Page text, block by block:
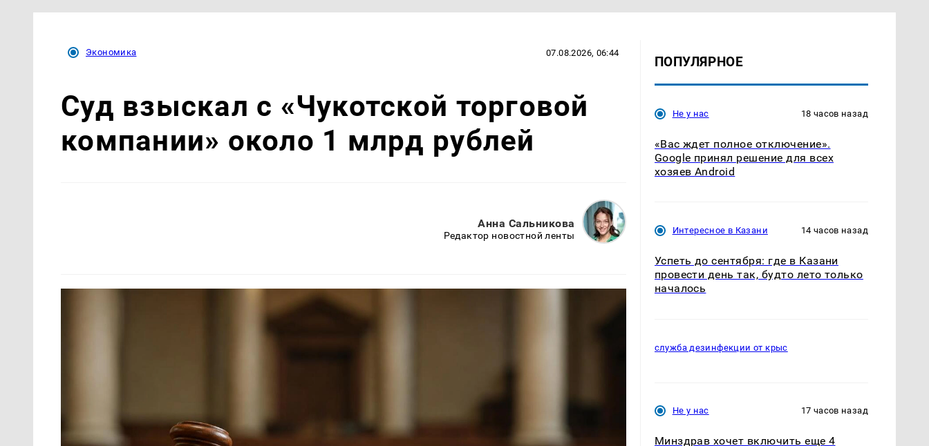
Экономика 07.08.2026, 06:44
Суд взыскал с «Чукотской торговой
компании» около 1 млрд рублей
Анна Сальникова
Редактор новостной ленты
ПОПУЛЯРНОЕ
Не у нас 18 часов назад
«Вас ждет полное отключение».
Google принял решение для всех
хозяев Android
Интересное в Казани 14 часов назад
Успеть до сентября: где в Казани
провести день так, будто лето только
началось
служба дезинфекции от крыс
Не у нас 17 часов назад
Минздрав хочет включить еще 4